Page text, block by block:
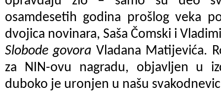
osamdesetih godina prošlog veka
dvojica novinara, Saša Čomski i
Slobode govora Vladana Matijevića.
za NIN-ovu nagradu, objavljen u
duboko je uronjen u našu